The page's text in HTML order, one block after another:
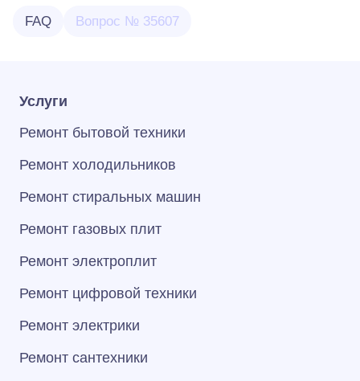
FAQ Вопрос № 35607
Услуги
Ремонт бытовой техники
Ремонт холодильников
Ремонт стиральных машин
Ремонт газовых плит
Ремонт электроплит
Ремонт цифровой техники
Ремонт электрики
Ремонт сантехники